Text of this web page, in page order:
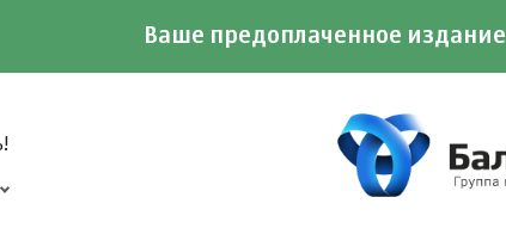
Ваше предоплаченное издание